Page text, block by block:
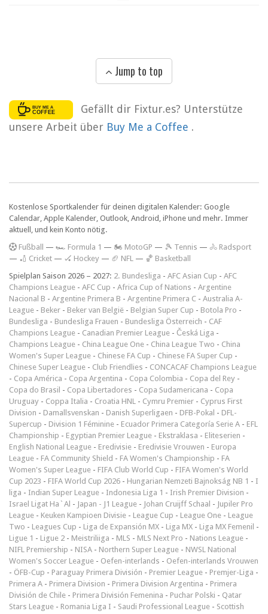
Jump to top
Gefällt dir Fixtur.es? Unterstütze
unsere Arbeit über Buy Me a Coffee .
Kostenlose Sportkalender für deinen digitalen Kalender: Google
Calendar, Apple Kalender, Outlook, Android, iPhone und mehr. Immer
aktuell, und kein Konto nötig.
Fußball — 🏎️ Formula 1 — 🏍 MotoGP — 🎾 Tennis — 🚴 Radsport
— 🏏 Cricket — 🏑 Hockey — 🏈 NFL — 🏀 Basketball
Spielplan Saison 2026 – 2027: 2. Bundesliga - AFC Asian Cup - AFC
Champions League - AFC Cup - Africa Cup of Nations - Argentine
Nacional B - Argentine Primera B - Argentine Primera C - Australia A-
League - Beker - Beker van België - Belgian Super Cup - Botola Pro -
Bundesliga - Bundesliga Frauen - Bundesliga Österreich - CAF
Champions League - Canadian Premier League - Česká Liga -
Champions League - China League One - China League Two - China
Women's Super League - Chinese FA Cup - Chinese FA Super Cup -
Chinese Super League - Club Friendlies - CONCACAF Champions League
- Copa América - Copa Argentina - Copa Colombia - Copa del Rey -
Copa do Brasil - Copa Libertadores - Copa Sudamericana - Copa
Uruguay - Coppa Italia - Croatia HNL - Cymru Premier - Cyprus First
Division - Damallsvenskan - Danish Superligaen - DFB-Pokal - DFL-
Supercup - Division 1 Féminine - Ecuador Primera Categoría Serie A - EFL
Championship - Egyptian Premier League - Ekstraklasa - Eliteserien -
English National League - Eredivisie - Eredivisie Vrouwen - Europa
League - FA Community Shield - FA Women's Championship - FA
Women's Super League - FIFA Club World Cup - FIFA Women's World
Cup 2023 - FIFA World Cup 2026 - Hungarian Nemzeti Bajnokság NB 1 - I
liga - Indian Super League - Indonesia Liga 1 - Irish Premier Division -
Israel Ligat Ha`Al - Japan - J1 League - Johan Cruijff Schaal - Jupiler Pro
League - Keuken Kampioen Divisie - League Cup - League One - League
Two - Leagues Cup - Liga de Expansión MX - Liga MX - Liga MX Femenil -
Ligue 1 - Ligue 2 - Meistriliiga - MLS - MLS Next Pro - Nations League -
NIFL Premiership - NISA - Northern Super League - NWSL National
Women's Soccer League - Oefen-interlands - Oefen-interlands Vrouwen
- ÖFB-Cup - Paraguay Primera División - Premier League - Premjer-Liga -
Primera A - Primera Division - Primera Division Argentina - Primera
División de Chile - Primera División Femenina - Puchar Polski - Qatar
Stars League - Romania Liga I - Saudi Professional League - Scottish